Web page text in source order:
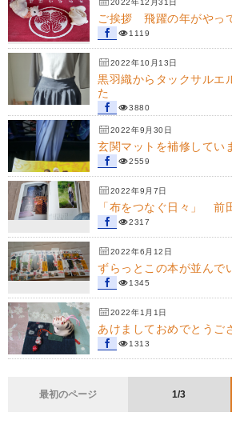
2022年12月31日
ご挨拶 飛躍の年がやっ
1119
2022年10月13日
黒羽織からタックサルエ
た
3880
2022年9月30日
玄関マットを補修してい
2559
2022年9月7日
「布をつなぐ日々」 前
2317
2022年6月12日
ずらっとこの本が並んで
1345
2022年1月1日
あけましておめでとうご
1313
最初のページ 1/3